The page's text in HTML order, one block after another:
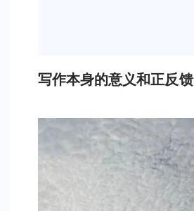
写作本身的意义和正反馈